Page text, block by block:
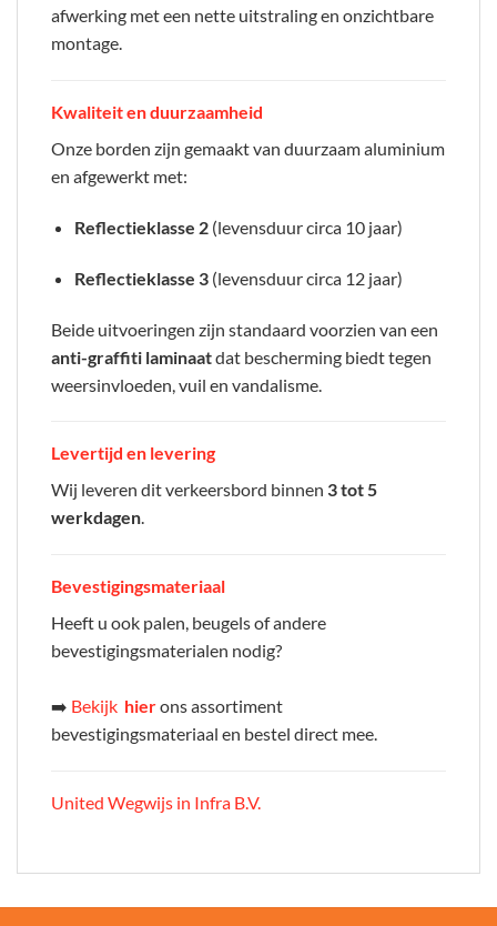
afwerking met een nette uitstraling en onzichtbare
montage.
Kwaliteit en duurzaamheid
Onze borden zijn gemaakt van duurzaam aluminium
en afgewerkt met:
Reflectieklasse 2(levensduur circa 10 jaar)
Reflectieklasse 3(levensduur circa 12 jaar)
Beide uitvoeringen zijn standaard voorzien van een
anti-graffiti laminaatdat bescherming biedt tegen
weersinvloeden, vuil en vandalisme.
Levertijd en levering
Wij leveren dit verkeersbord binnen 3 tot 5
werkdagen.
Bevestigingsmateriaal
Heeft u ook palen, beugels of andere
bevestigingsmaterialen nodig?
➡️ Bekijk hierons assortiment
bevestigingsmateriaal en bestel direct mee.
United Wegwijs in Infra B.V.